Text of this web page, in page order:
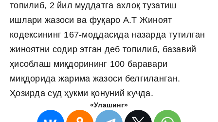
топилиб, 2 йил муддатга ахлоқ тузатиш
ишлари жазоси ва фуқаро А.Т Жиноят
кодексининг 167-моддасида назарда тутилган
жиноятни содир этган деб топилиб, базавий
ҳисоблаш миқдорининг 100 баравари
миқдорида жарима жазоси белгиланган.
Ҳозирда суд ҳукми қонуний кучда.
«Улашинг»